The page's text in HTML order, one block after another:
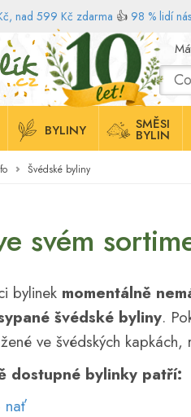
nad 599 Kč zdarma 👍 98 % lidí
BYLINY SMĚSI
BYLIN
Švédské byliny
svém
bylinek momentálně
švédské byliny.
ve švédských
dostupné bylinky patří:
nať